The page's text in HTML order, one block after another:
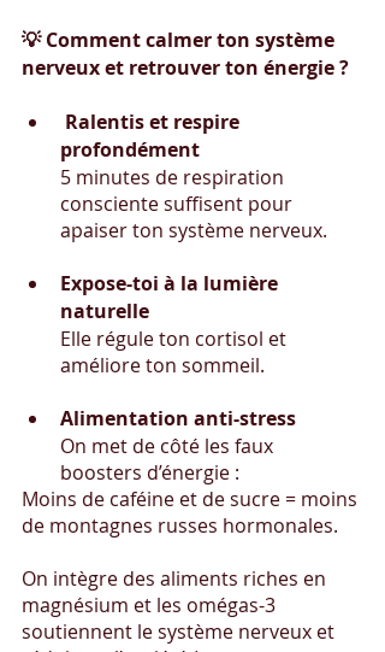
💡 Comment calmer ton système
nerveux et retrouver ton énergie ?
Ralentis et respire
profondément
5 minutes de respiration
consciente suffisent pour
apaiser ton système nerveux.
Expose-toi à la lumière
naturelle
Elle régule ton cortisol et
améliore ton sommeil.
Alimentation anti-stress
On met de côté les faux
boosters d’énergie :
Moins de caféine et de sucre = moins
de montagnes russes hormonales.
On intègre des aliments riches en
magnésium et les omégas-3
soutiennent le système nerveux et